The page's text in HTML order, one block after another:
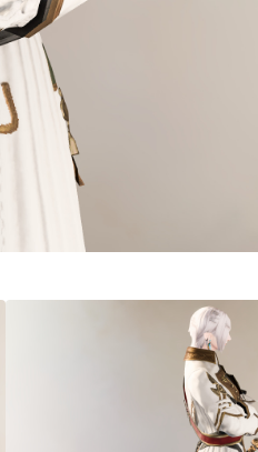
五分袖
七分袖
八分袖
イシュガルド風デザイン
アジムステップ風デザイン